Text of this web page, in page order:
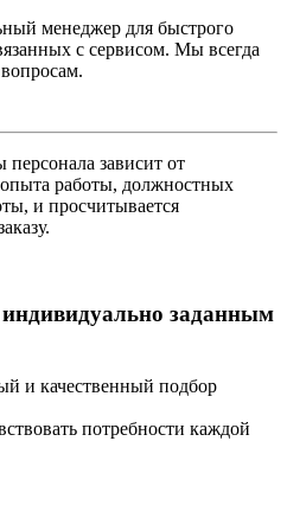
менеджер для быстрого
с сервисом. Мы всегда
персонала зависит от
работы, должностных
и просчитывается
заданным
и качественный подбор
потребности каждой